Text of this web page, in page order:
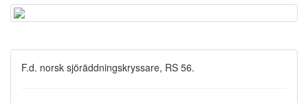
F.d. norsk sjöräddningskryssare, RS 56.